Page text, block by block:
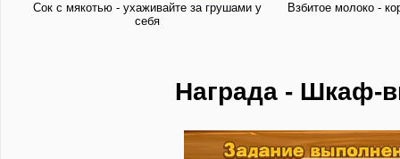
Сок с мякотью - ухаживайте за грушами у
себя
Взбитое молоко -
Награда - Шкаф-